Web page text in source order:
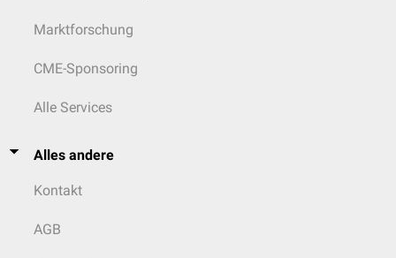
Marktforschung
CME-Sponsoring
Alle Services
Alles andere
Kontakt
AGB